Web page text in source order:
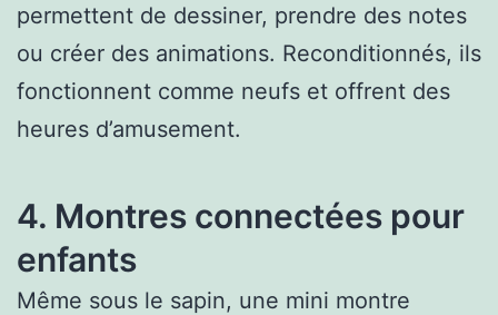
permettent de dessiner, prendre des notes
ou créer des animations. Reconditionnés, ils
fonctionnent comme neufs et offrent des
heures d’amusement.
4. Montres connectées pour
enfants
Même sous le sapin, une mini montre